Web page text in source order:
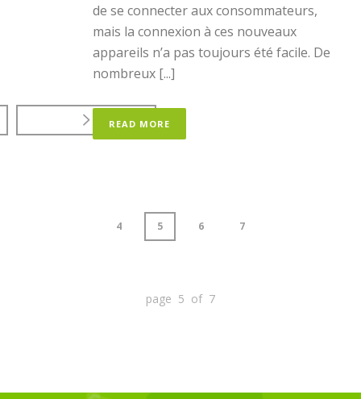
de se connecter aux consommateurs,
mais la connexion à ces nouveaux
appareils n’a pas toujours été facile. De
nombreux [...]
READ MORE
4 5 6 7
page 5 of 7